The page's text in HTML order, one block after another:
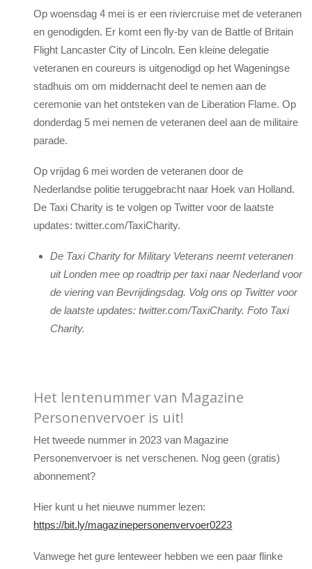
Op woensdag 4 mei is er een riviercruise met de veteranen
en genodigden. Er komt een fly-by van de Battle of Britain
Flight Lancaster City of Lincoln. Een kleine delegatie
veteranen en coureurs is uitgenodigd op het Wageningse
stadhuis om om middernacht deel te nemen aan de
ceremonie van het ontsteken van de Liberation Flame. Op
donderdag 5 mei nemen de veteranen deel aan de militaire
parade.
Op vrijdag 6 mei worden de veteranen door de
Nederlandse politie teruggebracht naar Hoek van Holland.
De Taxi Charity is te volgen op Twitter voor de laatste
updates: twitter.com/TaxiCharity.
De Taxi Charity for Military Veterans neemt veteranen
uit Londen mee op roadtrip per taxi naar Nederland voor
de viering van Bevrijdingsdag. Volg ons op Twitter voor
de laatste updates: twitter.com/TaxiCharity. Foto Taxi
Charity.
Het lentenummer van Magazine
Personenvervoer is uit!
Het tweede nummer in 2023 van Magazine
Personenvervoer is net verschenen. Nog geen (gratis)
abonnement?
Hier kunt u het nieuwe nummer lezen:
https://bit.ly/magazinepersonenvervoer0223
Vanwege het gure lenteweer hebben we een paar flinke